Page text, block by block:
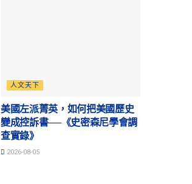
人文天下
美國左派菁英，如何把美國歷史
變成控訴書──《史密森尼學會調
查實錄》
2026-08-05